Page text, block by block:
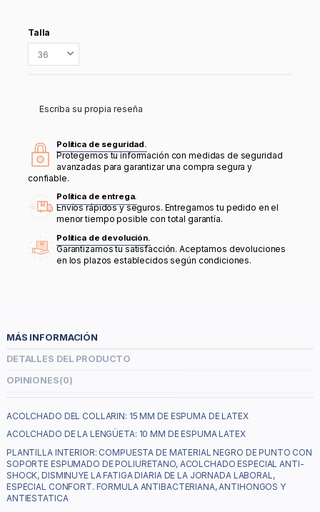
Talla
Escriba su propia reseña
Política de seguridad.
Protegemos tu información con medidas de seguridad
avanzadas para garantizar una compra segura y
confiable.
Política de entrega.
Envíos rápidos y seguros. Entregamos tu pedido en el
menor tiempo posible con total garantía.
Política de devolución.
Garantizamos tu satisfacción. Aceptamos devoluciones
en los plazos establecidos según condiciones.
MÁS INFORMACIÓN
DETALLES DEL PRODUCTO
OPINIONES(0)
ACOLCHADO DEL COLLARIN: 15 MM DE ESPUMA DE LATEX
ACOLCHADO DE LA LENGÜETA: 10 MM DE ESPUMA LATEX
PLANTILLA INTERIOR: COMPUESTA DE MATERIAL NEGRO DE PUNTO CON
SOPORTE ESPUMADO DE POLIURETANO, ACOLCHADO ESPECIAL ANTI-
SHOCK, DISMINUYE LA FATIGA DIARIA DE LA JORNADA LABORAL,
ESPECIAL CONFORT. FORMULA ANTIBACTERIANA, ANTIHONGOS Y
ANTIESTATICA